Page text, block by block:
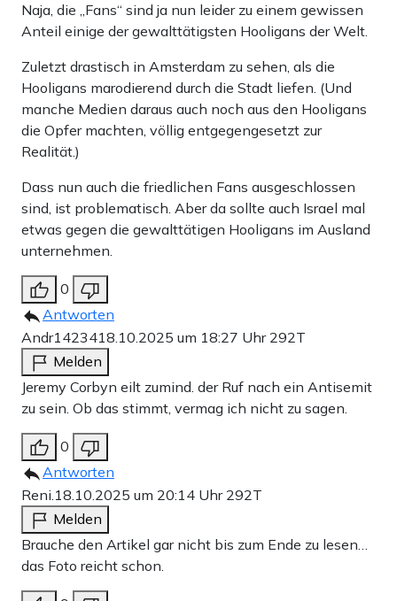
Naja, die „Fans“ sind ja nun leider zu einem gewissen
Anteil einige der gewalttätigsten Hooligans der Welt.
Zuletzt drastisch in Amsterdam zu sehen, als die
Hooligans marodierend durch die Stadt liefen. (Und
manche Medien daraus auch noch aus den Hooligans
die Opfer machten, völlig entgegengesetzt zur
Realität.)
Dass nun auch die friedlichen Fans ausgeschlossen
sind, ist problematisch. Aber da sollte auch Israel mal
etwas gegen die gewalttätigen Hooligans im Ausland
unternehmen.
0
Antworten
Andr1423418.10.2025 um 18:27 Uhr 292T
Melden
Jeremy Corbyn eilt zumind. der Ruf nach ein Antisemit
zu sein. Ob das stimmt, vermag ich nicht zu sagen.
0
Antworten
Reni.18.10.2025 um 20:14 Uhr 292T
Melden
Brauche den Artikel gar nicht bis zum Ende zu lesen…
das Foto reicht schon.